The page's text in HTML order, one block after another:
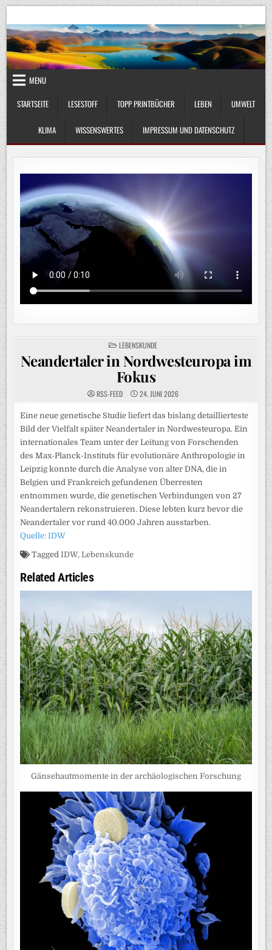
Skip
to
content
UmweltKlima.com
MENU
STARTSEITE
LESESTOFF TOPP PRINTBÜCHER LEBEN UMWELT
KLIMA WISSENSWERTES IMPRESSUM UND DATENSCHUTZ
POSTED
IN
LEBENSKUNDE
Neandertaler in Nordwesteuropa im
Fokus
RSS-FEED 24. JUNI 2026
Eine neue genetische Studie liefert das bislang detaillierteste
Bild der Vielfalt später Neandertaler in Nordwesteuropa. Ein
internationales Team unter der Leitung von Forschenden
des Max-Planck-Instituts für evolutionäre Anthropologie in
Leipzig konnte durch die Analyse von alter DNA, die in
Belgien und Frankreich gefundenen Überresten
entnommen wurde, die genetischen Verbindungen von 27
Neandertalern rekonstruieren. Diese lebten kurz bevor die
Neandertaler vor rund 40.000 Jahren ausstarben.
Quelle: IDW
TaggedIDW,Lebenskunde
Related Articles
Gänsehautmomente in der archäologischen Forschung